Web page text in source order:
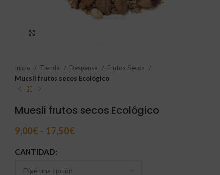
Inicio Tienda Despensa
Frutos Secos
Muesli frutos secos Ecológico
Muesli frutos secos Ecológico
9,00€ - 17,50€
CANTIDAD